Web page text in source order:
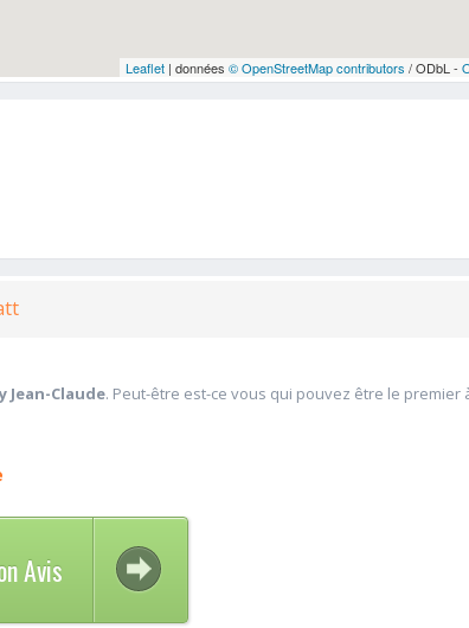
Leaflet| données © OpenStreetMap contributors / ODbL -
Jean-Claude. Peut-être est-ce vous qui pouvez être le premier
Avis